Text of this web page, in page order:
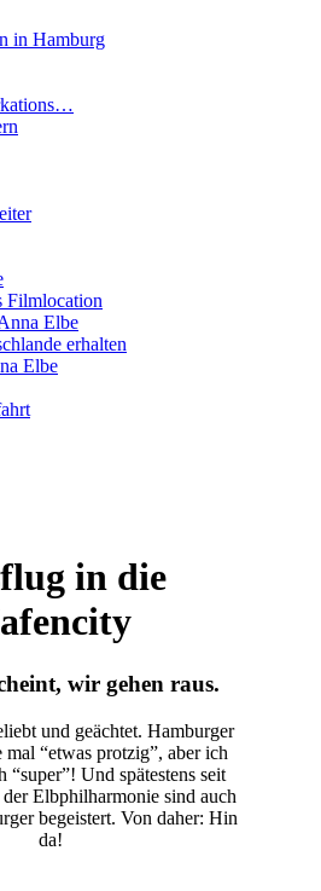
in Hamburg
Filmlocation
Elbe
erhalten
Elbe
in die
wir gehen raus.
und geächtet. Hamburger
mal “etwas protzig”, aber ich
“super”! Und spätestens seit
Elbphilharmonie sind auch
begeistert. Von daher: Hin
da!